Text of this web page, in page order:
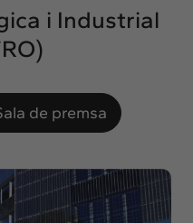
i Industrial
de premsa